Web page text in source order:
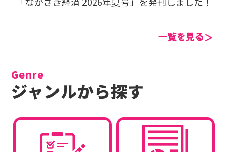
一覧を見る
Genre
ジャンルから探す